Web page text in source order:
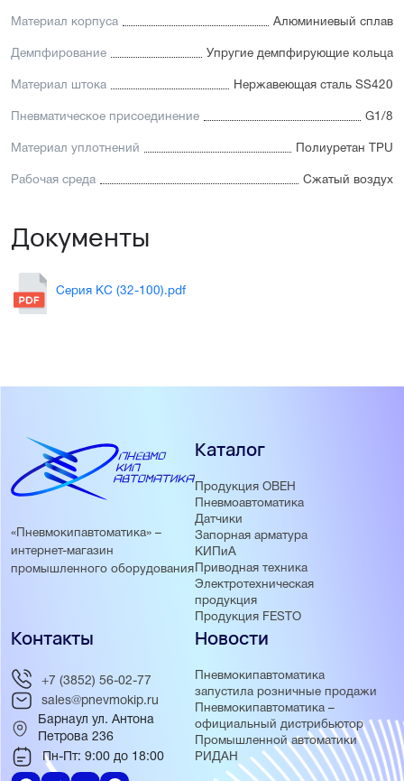
Материал корпуса Алюминиевый сплав
Демпфирование Упругие демпфирующие кольца
Материал штока Нержавеющая сталь SS420
Пневматическое присоединение G1/8
Материал уплотнений Полиуретан TPU
Рабочая среда Сжатый воздух
Документы
Серия KC (32-100).pdf
«Пневмокипавтоматика» –
интернет-магазин
промышленного оборудования
Каталог
Продукция ОВЕН
Пневмоавтоматика
Датчики
Запорная арматура
КИПиА
Приводная техника
Электротехническая
продукция
Продукция FESTO
Новости
Пневмокипавтоматика
запустила розничные продажи
Пневмокипавтоматика –
официальный дистрибьютор
Промышленной автоматики
РИДАН
Контакты
+7 (3852) 56-02-77
sales@pnevmokip.ru
Барнаул ул. Антона
Петрова 236
Пн-Пт: 9:00 до 18:00